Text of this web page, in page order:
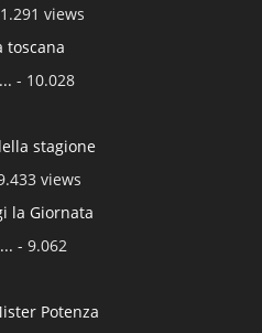
views
toscana
- 10.028
stagione
views
la Giornata
- 9.062
Potenza